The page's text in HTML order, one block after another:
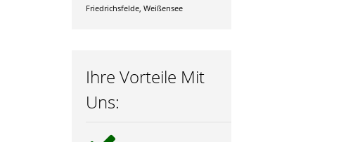
Friedrichsfelde, Weißensee
Ihre Vorteile Mit
Uns: